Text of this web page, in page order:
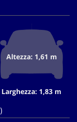
Altezza: 1,61 m
Larghezza: 1,83 m